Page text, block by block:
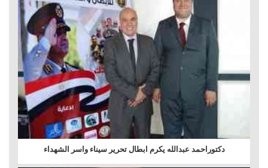
دكتوراحمد عبدالله يكرم ابطال تحرير سيناء واسر الشهداء